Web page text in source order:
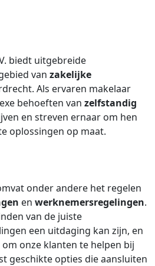
biedt uitgebreide
van zakelijke
Als ervaren makelaar
behoeften van zelfstandig
en streven ernaar om hen
oplossingen op maat.
onder andere het regelen
en werknemersregelingen.
van de juiste
een uitdaging kan zijn, en
onze klanten te helpen bij
geschikte opties die aansluiten